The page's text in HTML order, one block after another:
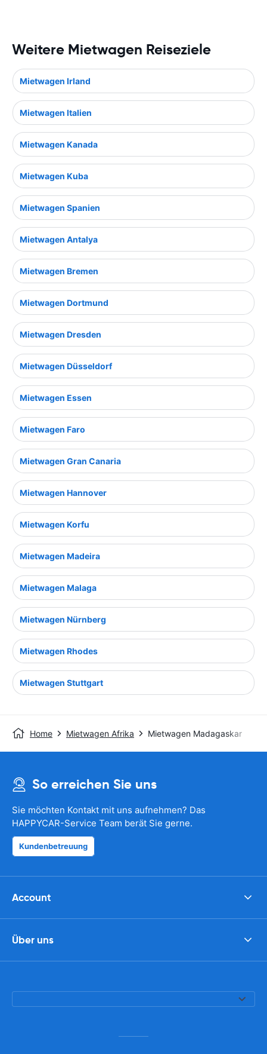
Weitere Mietwagen Reiseziele
Mietwagen Irland
Mietwagen Italien
Mietwagen Kanada
Mietwagen Kuba
Mietwagen Spanien
Mietwagen Antalya
Mietwagen Bremen
Mietwagen Dortmund
Mietwagen Dresden
Mietwagen Düsseldorf
Mietwagen Essen
Mietwagen Faro
Mietwagen Gran Canaria
Mietwagen Hannover
Mietwagen Korfu
Mietwagen Madeira
Mietwagen Malaga
Mietwagen Nürnberg
Mietwagen Rhodes
Mietwagen Stuttgart
Home Mietwagen Afrika Mietwagen Madagaskar
So erreichen Sie uns
Sie möchten Kontakt mit uns aufnehmen? Das
HAPPYCAR-Service Team berät Sie gerne.
Kundenbetreuung
Account
Über uns